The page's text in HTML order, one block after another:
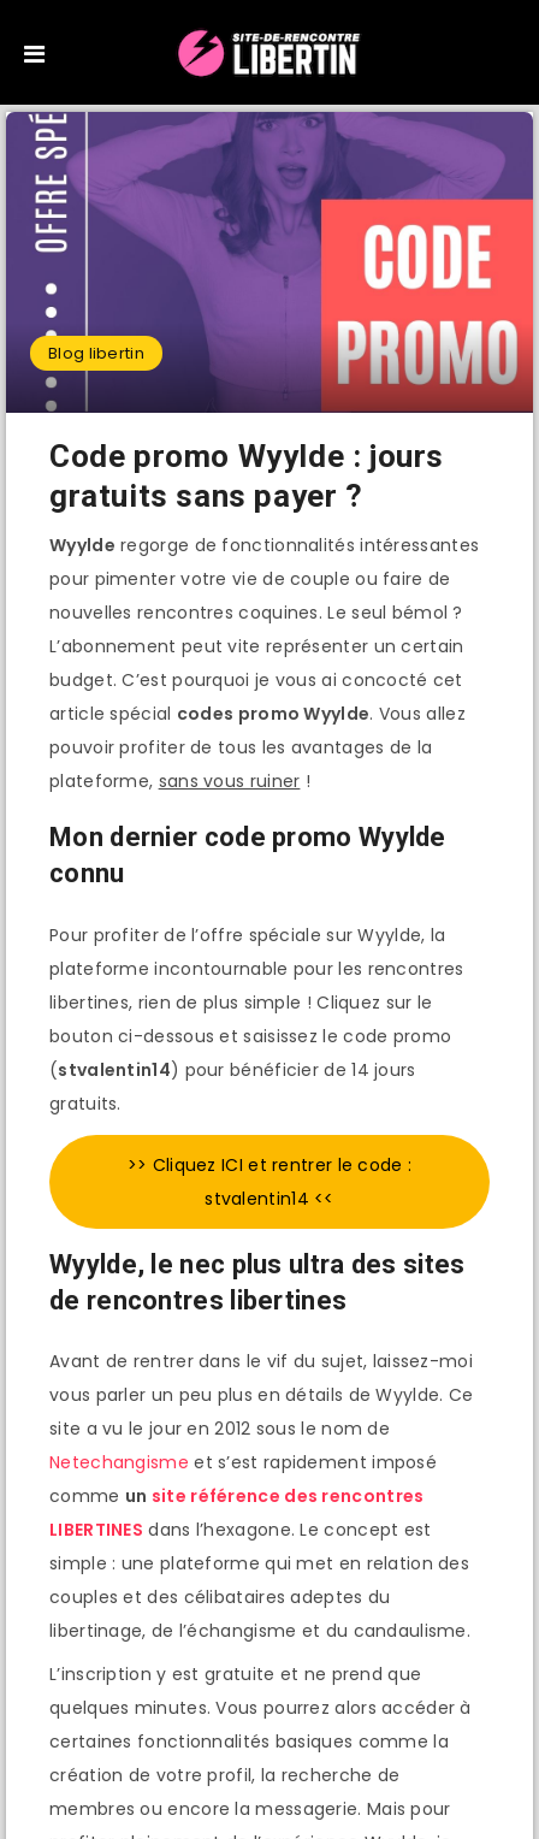
Blog libertin
Code promo Wyylde : jours
gratuits sans payer ?
Wyylde regorge de fonctionnalités intéressantes
pour pimenter votre vie de couple ou faire de
nouvelles rencontres coquines. Le seul bémol ?
L’abonnement peut vite représenter un certain
budget. C’est pourquoi je vous ai concocté cet
article spécial codes promo Wyylde. Vous allez
pouvoir profiter de tous les avantages de la
plateforme, sans vous ruiner !
Mon dernier code promo Wyylde
connu
Pour profiter de l’offre spéciale sur Wyylde, la
plateforme incontournable pour les rencontres
libertines, rien de plus simple ! Cliquez sur le
bouton ci-dessous et saisissez le code promo
(stvalentin14) pour bénéficier de 14 jours
gratuits.
>> Cliquez ICI et rentrer le code :
stvalentin14 <<
Wyylde, le nec plus ultra des sites
de rencontres libertines
Avant de rentrer dans le vif du sujet, laissez-moi
vous parler un peu plus en détails de Wyylde. Ce
site a vu le jour en 2012 sous le nom de
Netechangisme et s’est rapidement imposé
comme un site référence des rencontres
LIBERTINES dans l’hexagone. Le concept est
simple : une plateforme qui met en relation des
couples et des célibataires adeptes du
libertinage, de l’échangisme et du candaulisme.
L’inscription y est gratuite et ne prend que
quelques minutes. Vous pourrez alors accéder à
certaines fonctionnalités basiques comme la
création de votre profil, la recherche de
membres ou encore la messagerie. Mais pour